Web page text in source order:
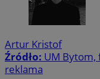
Artur Kristof
Źródło: UM
reklama